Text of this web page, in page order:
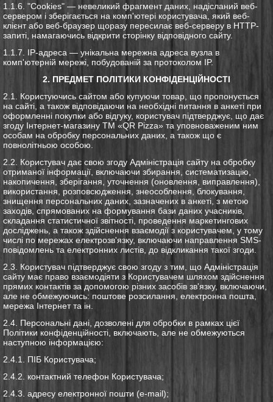
1.1.6. "Cookies" — невеликий фрагмент даних, надісланий веб-
сервером і зберігається на комп'ютері користувача, який веб-
клієнт або веб-браузер щоразу пересилає веб-серверу в HTTP-
запиті, намагаючись відкрити сторінку відповідного сайту.
1.1.7. IP-адреса — унікальна мережна адреса вузла в
комп'ютерній мережі, побудованій за протоколом IP.
2. ПРЕДМЕТ ПОЛІТИКИ КОНФІДЕНЦІЙНОСТІ
2.1. Користуючись сайтом або купуючи товар, що пропонується
на сайті, а також відповідаючи на необхідні питання в анкеті при
оформленні покупки або відгуку, користувач підтверджує, що дає
згоду Інтернет-магазину ТМ «QR Pizza» та уповноваженим ним
особам на обробку персональних даних, а також що є
повнолітньою особою.
2.2. Користувач дає свою згоду Адміністрація сайту на обробку
отриманої інформації, включаючи збирання, систематизацію,
накопичення, зберігання, уточнення (оновлення, виправлення),
використання, розповсюдження, знеособлення, блокування,
знищення персональних даних, зазначених в анкеті, з метою
заходів, спрямованих на формування бази даних учасників,
складання статистичної звітності, проведення маркетингових
досліджень, а також здійснення взаємодії з користувачем, у тому
числі по мережах електрозв'язку, включаючи направлення SMS-
повідомлень та електронних листів, до відкликання такої згоди.
2.3. Користувач підтверджує свою згоду з тим, що Адміністрація
сайту має право взаємодіяти з Користувачем шляхом здійснення
прямих контактів за допомогою різних засобів зв'язку, включаючи,
але не обмежуючись: поштове розсилання, електронна пошта,
мережа Інтернет та ін.
2.4. Персональні дані, дозволені для обробки в рамках цієї
Політики конфіденційності, включають, але не обмежуються
наступною інформацією:
2.4.1. ПІБ Користувача;
2.4.2. контактний телефон Користувача;
2.4.3. адресу електронної пошти (e-mail);